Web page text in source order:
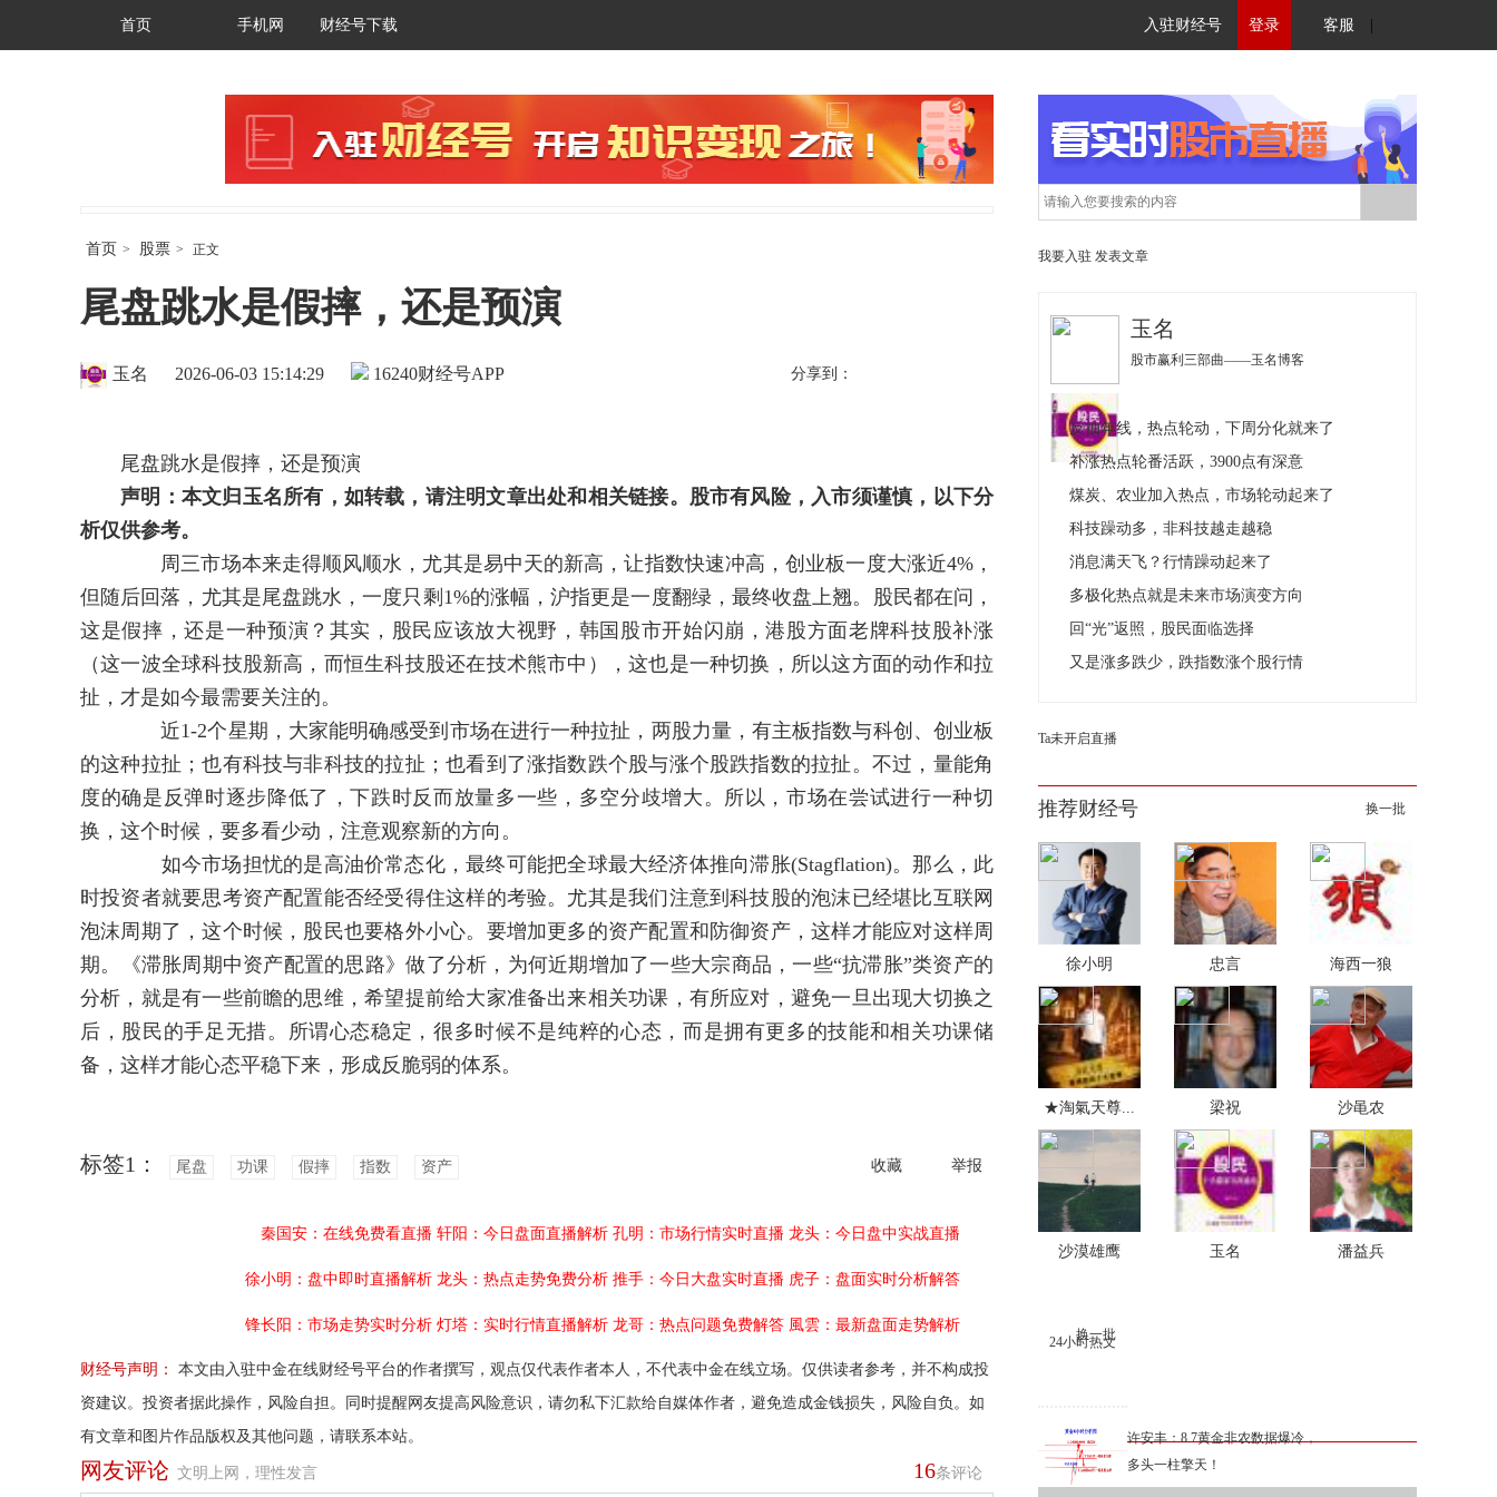
首页 手机网 财经号下载 入驻财经号 登录 客服
首页 > 股票 > 正文
尾盘跳水是假摔，还是预演
财经号APP
玉名 2026-06-03 15:14:29 16240 分享到：
尾盘跳水是假摔，还是预演
声明：本文归玉名所有，如转载，请注明文章出处和相关链接。股市有风险，入市须谨慎，以下分
析仅供参考。
周三市场本来走得顺风顺水，尤其是易中天的新高，让指数快速冲高，创业板一度大涨近4%，
但随后回落，尤其是尾盘跳水，一度只剩1%的涨幅，沪指更是一度翻绿，最终收盘上翘。股民都在问，
这是假摔，还是一种预演？其实，股民应该放大视野，韩国股市开始闪崩，港股方面老牌科技股补涨
（这一波全球科技股新高，而恒生科技股还在技术熊市中），这也是一种切换，所以这方面的动作和拉
扯，才是如今最需要关注的。
近1-2个星期，大家能明确感受到市场在进行一种拉扯，两股力量，有主板指数与科创、创业板
的这种拉扯；也有科技与非科技的拉扯；也看到了涨指数跌个股与涨个股跌指数的拉扯。不过，量能角
度的确是反弹时逐步降低了，下跌时反而放量多一些，多空分歧增大。所以，市场在尝试进行一种切
换，这个时候，要多看少动，注意观察新的方向。
如今市场担忧的是高油价常态化，最终可能把全球最大经济体推向滞胀(Stagflation)。那么，此
时投资者就要思考资产配置能否经受得住这样的考验。尤其是我们注意到科技股的泡沫已经堪比互联网
泡沫周期了，这个时候，股民也要格外小心。要增加更多的资产配置和防御资产，这样才能应对这样周
期。《滞胀周期中资产配置的思路》做了分析，为何近期增加了一些大宗商品，一些“抗滞胀”类资产的
分析，就是有一些前瞻的思维，希望提前给大家准备出来相关功课，有所应对，避免一旦出现大切换之
后，股民的手足无措。所谓心态稳定，很多时候不是纯粹的心态，而是拥有更多的技能和相关功课储
备，这样才能心态平稳下来，形成反脆弱的体系。
收藏 举报
标签1： 尾盘 功课 假摔 指数 资产
秦国安：在线免费看直播 轩阳：今日盘面直播解析 孔明：市场行情实时直播 龙头：今日盘中实战直播
徐小明：盘中即时直播解析 龙头：热点走势免费分析 推手：今日大盘实时直播 虎子：盘面实时分析解答
锋长阳：市场走势实时分析 灯塔：实时行情直播解析 龙哥：热点问题免费解答 風雲：最新盘面走势解析
财经号声明：
本文由入驻中金在线财经号平台的作者撰写，观点仅代表作者本人，不代表中金在线立场。仅供读者参考，并不构成投
资建议。投资者据此操作，风险自担。同时提醒网友提高风险意识，请勿私下汇款给自媒体作者，避免造成金钱损失，风险自负。如
有文章和图片作品版权及其他问题，请联系本站。
16条评论
网友评论 文明上网，理性发言
我要入驻 发表文章
玉名
股市赢利三部曲——玉名博客
反抽年线，热点轮动，下周分化就来了
补涨热点轮番活跃，3900点有深意
煤炭、农业加入热点，市场轮动起来了
科技躁动多，非科技越走越稳
消息满天飞？行情躁动起来了
多极化热点就是未来市场演变方向
回“光”返照，股民面临选择
又是涨多跌少，跌指数涨个股行情
Ta未开启直播
推荐财经号 换一批
徐小明 忠言 海西一狼
★淘氣天尊... 梁祝 沙黾农
沙漠雄鹰 玉名 潘益兵
24小时热文
换一批
许安丰：8.7黄金非农数据爆冷，
多头一柱擎天！